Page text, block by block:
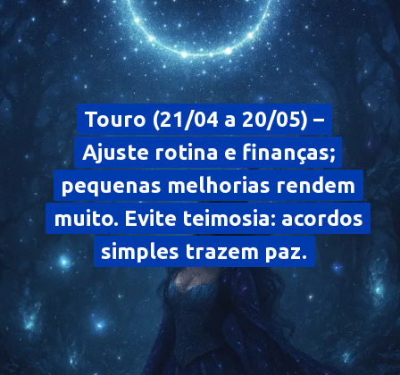
Touro (21/04 a 20/05) –
Ajuste rotina e finanças;
pequenas melhorias rendem
muito. Evite teimosia: acordos
simples trazem paz.
Touro (21/04 a 20/05) –
Ajuste rotina e finanças;
pequenas melhorias rendem
muito. Evite teimosia: acordos
simples trazem paz.